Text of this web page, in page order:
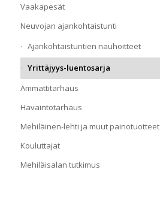
Vaakapesät
Neuvojan ajankohtaistunti
Ajankohtaistuntien nauhoitteet
Yrittäjyys-luentosarja
Ammattitarhaus
Havaintotarhaus
Mehiläinen-lehti ja muut painotuotteet
Kouluttajat
Mehiläisalan tutkimus